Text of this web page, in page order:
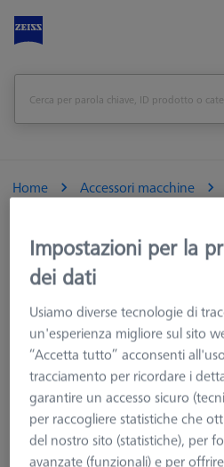
Home
Accessori macchine
Colonna MSR 2.0, per CMM con Z
<<Panoramica
Impostazioni per la
dei dati
Usiamo diverse tecnologie di
un'esperienza migliore sul sito
“Accetta tutto” acconsenti
tracciamento per ricordare i
garantire un accesso sicuro
per raccogliere statistiche che
del nostro sito (statistiche), per
avanzate (funzionali) e per